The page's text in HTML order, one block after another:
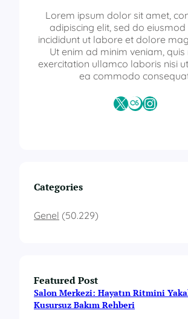
e
r
t
i
f
i
a
Lorem ipsum dolor sit amet,
adipiscing elit, sed do
incididunt ut labore et dolore
Ut enim ad minim veniam,
exercitation ullamco laboris nisi
ea commodo
X Last.fmInstagram
Categories
Genel (50.229)
Featured Post
Salon Merkezi: Hayatın Ritmini
Kusursuz Bakım Rehberi